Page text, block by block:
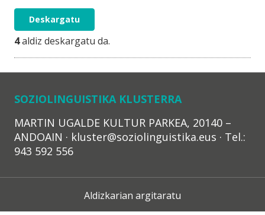
Deskargatu
4aldiz deskargatu da.
SOZIOLINGUISTIKA KLUSTERRA
MARTIN UGALDE KULTUR PARKEA, 20140 –
ANDOAIN · kluster@soziolinguistika.eus · Tel.:
943 592 556
Aldizkarian argitaratu